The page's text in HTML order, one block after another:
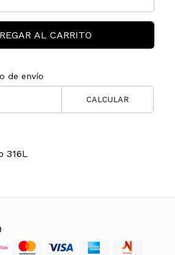
AL CARRITO
de envío
CALCULAR
316L